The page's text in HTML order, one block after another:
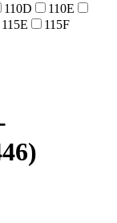
110D
110E
115E
115F